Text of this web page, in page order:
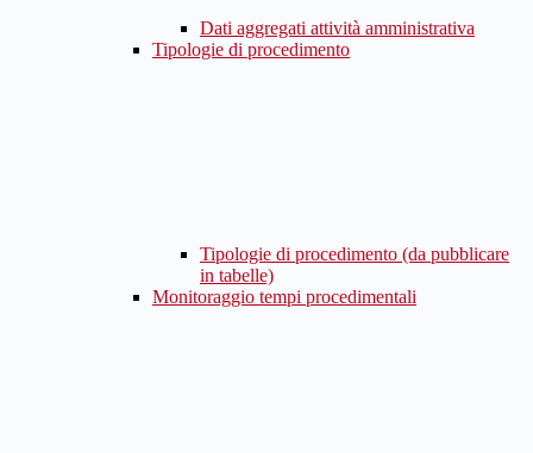
Dati aggregati attività amministrativa
Tipologie di procedimento
Tipologie di procedimento (da pubblicare
in tabelle)
Monitoraggio tempi procedimentali